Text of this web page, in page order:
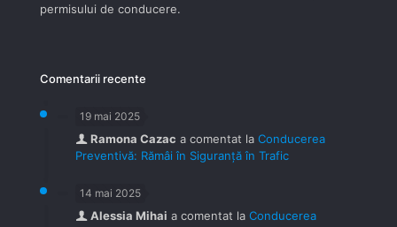
permisului de conducere.
Comentarii recente
19 mai 2025
Ramona Cazac a comentat la Conducerea
Preventivă: Rămâi în Siguranță în Trafic
14 mai 2025
Alessia Mihai a comentat la Conducerea